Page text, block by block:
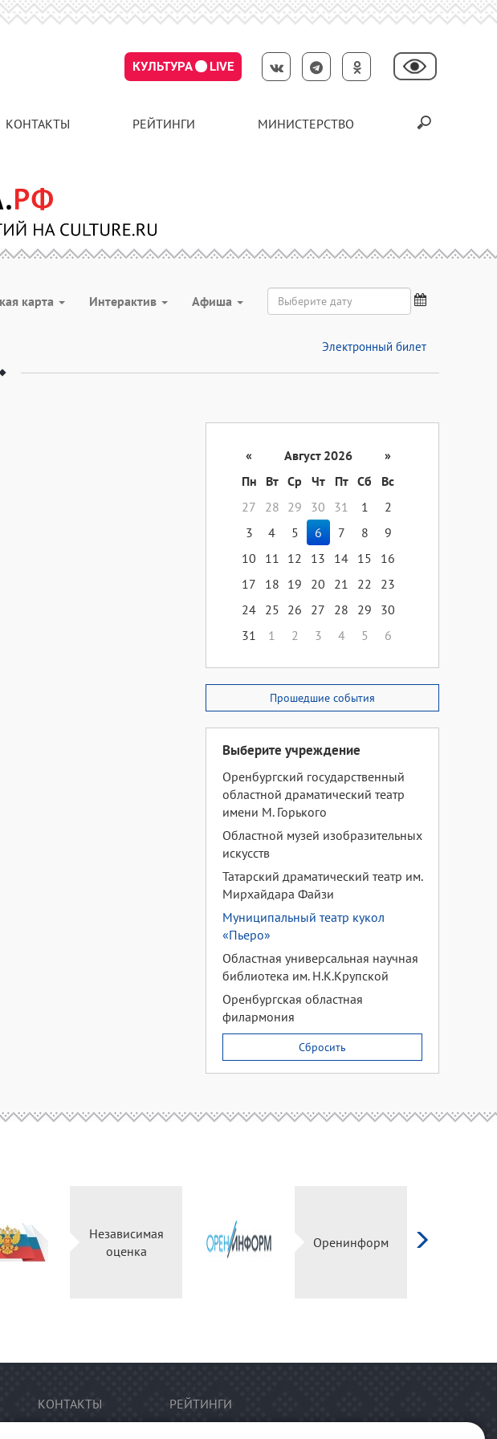
КУЛЬТУРА LIVE
КОНТАКТЫ РЕЙТИНГИ МИНИСТЕРСТВО
карта Интерактив Aфиша
Электронный билет
« Август 2026
»
Пн
Вт Ср Чт Пт Сб
Вс
27
28 29 30 31 1
2
3
4 5 6 7 8
9
10
11 12 13 14 15
16
17
18 19 20 21 22
23
24 25 26 27 28 29
30
31
1 2 3 4 5 6
Прошедшие события
Выберите учреждение
Оренбургский государственный
областной драматический театр
имени М. Горького
Областной музей изобразительных
искусств
Татарский драматический театр им.
Мирхайдара Файзи
Муниципальный театр кукол
«Пьеро»
Областная универсальная научная
библиотека им. Н.К.Крупской
Оренбургская областная
филармония
Сбросить
Независимая
оценка
Оренинформ
КОНТАКТЫ РЕЙТИНГИ